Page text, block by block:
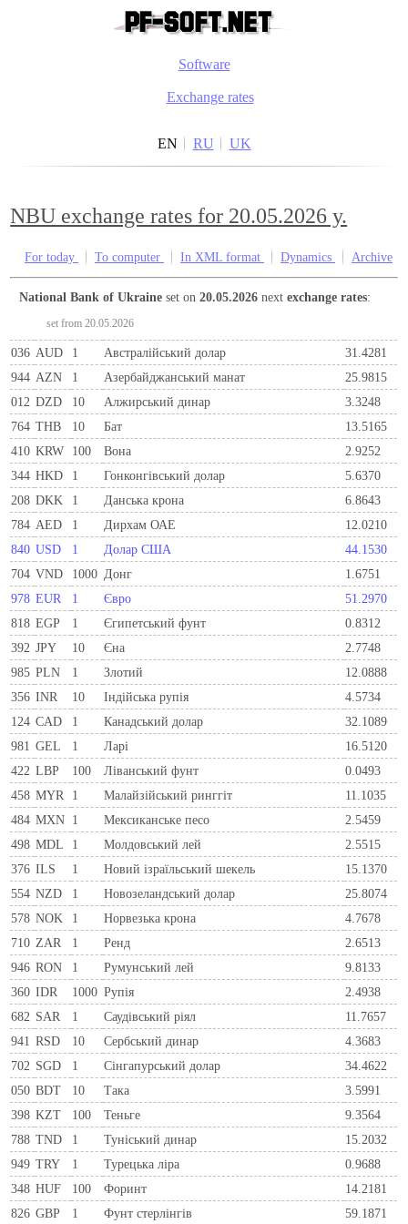
Software
Exchange rates
EN RU UK
NBU exchange rates for 20.05.2026 y.
For today To computer In XML format Dynamics Archive
National Bank of Ukraine set on20.05.2026 nextexchange rates:
set from 20.05.2026
036 AUD 1 Австралійський долар
31.4281
944 AZN 1 Азербайджанський манат
25.9815
012 DZD 10 Алжирський динар
3.3248
764 THB 10 Бат
13.5165
410 KRW 100 Вона
2.9252
344 HKD 1 Гонконгівський долар
5.6370
208 DKK 1 Данська крона
6.8643
784 AED 1 Дирхам ОАЕ
12.0210
840 USD 1 Долар США
44.1530
704 VND 1000 Донг
1.6751
978 EUR 1 Євро
51.2970
818 EGP 1 Єгипетський фунт
0.8312
392 JPY 10 Єна
2.7748
985 PLN 1 Злотий
12.0888
356 INR 10 Індійська рупія
4.5734
124 CAD 1 Канадський долар
32.1089
981 GEL 1 Ларi
16.5120
422 LBP 100 Ліванський фунт
0.0493
458 MYR 1 Малайзійський ринггіт
11.1035
484 MXN 1 Мексиканське песо
2.5459
498 MDL 1 Молдовський лей
2.5515
376 ILS 1 Новий ізраїльський шекель
15.1370
554 NZD 1 Новозеландський долар
25.8074
578 NOK 1 Норвезька крона
4.7678
710 ZAR 1 Ренд
2.6513
946 RON 1 Румунський лей
9.8133
360 IDR 1000 Рупія
2.4938
682 SAR 1 Саудівський ріял
11.7657
941 RSD 10 Сербський динар
4.3683
702 SGD 1 Сінгапурський долар
34.4622
050 BDT 10 Така
3.5991
398 KZT 100 Теньге
9.3564
788 TND 1 Туніський динар
15.2032
949 TRY 1 Турецька ліра
0.9688
348 HUF 100 Форинт
14.2181
826 GBP 1 Фунт стерлінгів 59.1871